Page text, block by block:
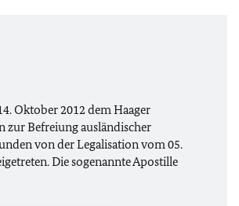
Oktober 2012 dem Haager
zur Befreiung ausländischer
von der Legalisation vom 05.
Die sogenannte Apostille